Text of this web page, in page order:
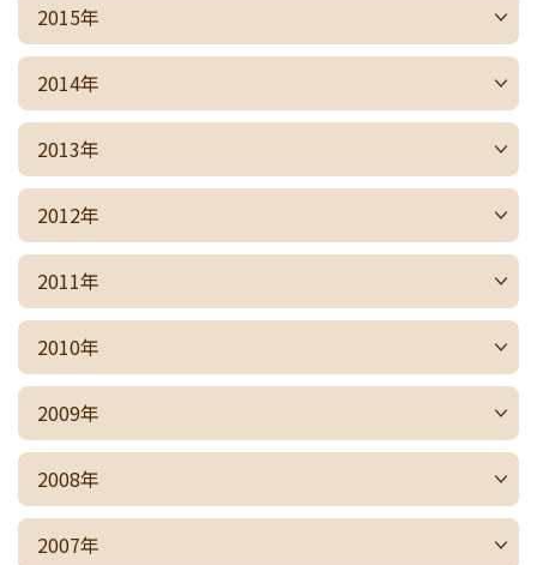
2015年
2014年
2013年
2012年
2011年
2010年
2009年
2008年
2007年